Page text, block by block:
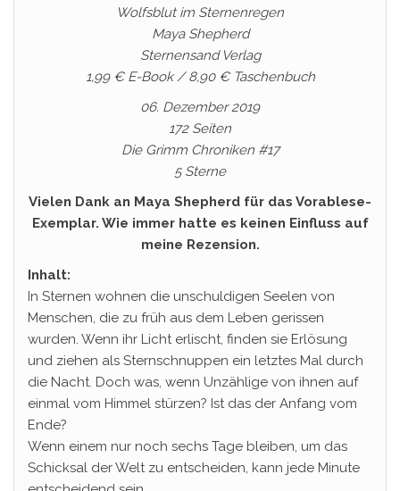
Wolfsblut im Sternenregen
Maya Shepherd
Sternensand Verlag
1,99 € E-Book / 8,90 € Taschenbuch
06. Dezember 2019
172 Seiten
Die Grimm Chroniken #17
5 Sterne
Vielen Dank an Maya Shepherd für das Vorablese-
Exemplar. Wie immer hatte es keinen Einfluss auf
meine Rezension.
Inhalt:
In Sternen wohnen die unschuldigen Seelen von
Menschen, die zu früh aus dem Leben gerissen
wurden. Wenn ihr Licht erlischt, finden sie Erlösung
und ziehen als Sternschnuppen ein letztes Mal durch
die Nacht. Doch was, wenn Unzählige von ihnen auf
einmal vom Himmel stürzen? Ist das der Anfang vom
Ende?
Wenn einem nur noch sechs Tage bleiben, um das
Schicksal der Welt zu entscheiden, kann jede Minute